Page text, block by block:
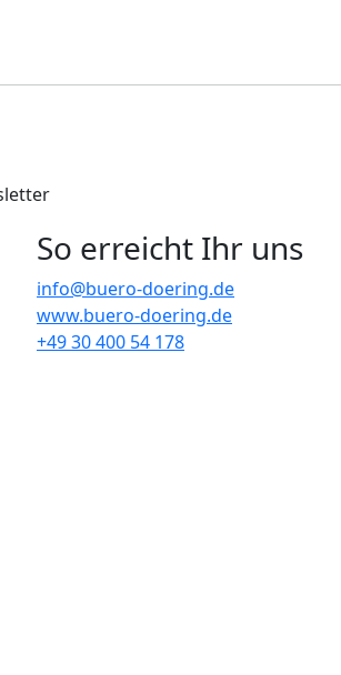
So erreicht Ihr uns
info@buero-doering.de
www.buero-doering.de
+49 30 400 54 178